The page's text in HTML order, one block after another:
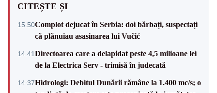
CITEȘTE ȘI
15:50Complot dejucat în Serbia: doi bărbați, suspectați
că plănuiau asasinarea lui Vučić
14:41Directoarea care a delapidat peste 4,5 milioane lei
de la Electrica Serv - trimisă în judecată
14:37Hidrologi: Debitul Dunării rămâne la 1.400 mc/s; o